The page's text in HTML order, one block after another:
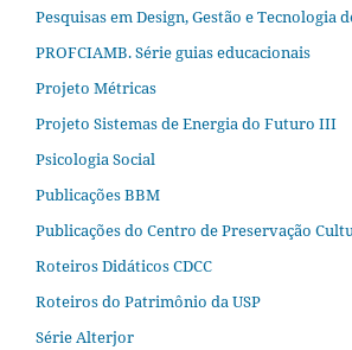
Pesquisas em Design, Gestão e Tecnologia
PROFCIAMB. Série guias educacionais
Projeto Métricas
Projeto Sistemas de Energia do Futuro III
Psicologia Social
Publicações BBM
Publicações do Centro de Preservação
Roteiros Didáticos CDCC
Roteiros do Patrimônio da USP
Série Alterjor